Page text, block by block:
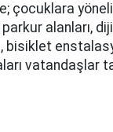
çocuklara
alanları,
vatandaşlar